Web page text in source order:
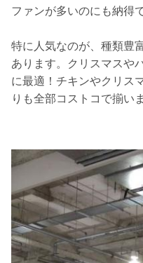
ファンが多いのにも納得
特に人気なのが、種類豊
あります。クリスマスや
に最適！チキンやクリス
りも全部コストコで揃い